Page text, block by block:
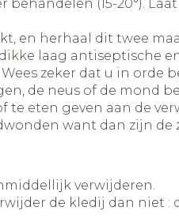
(15-20°).
en herhaal dit twee
laag antiseptische
zeker dat u in
de neus of de mond
eten geven aan de
want dan zijn
verwijderen.
de kledij dan niet